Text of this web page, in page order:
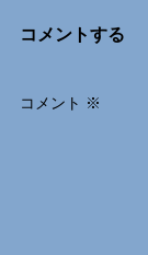
コメントする
コメント ※